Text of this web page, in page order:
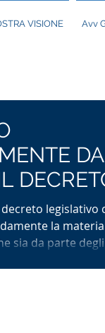
VISIONE Avv
SULLE
legislativo
la materia
sia da parte